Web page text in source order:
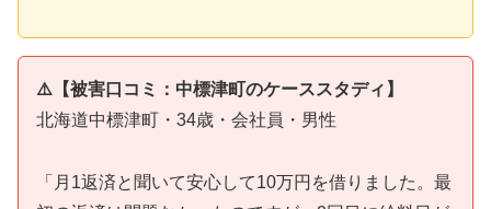
⚠️【被害口コミ：中標津町のケーススタディ】
北海道中標津町・34歳・会社員・男性
「月1返済と聞いて安心して10万円を借りました。最